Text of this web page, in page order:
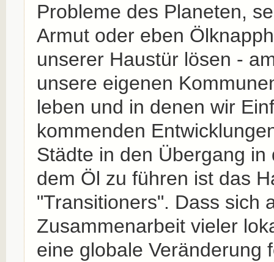
Probleme des Planeten,
Armut oder eben
unserer Haustür lösen -
unsere eigenen
leben und in denen wir
kommenden
Städte in den Übergang
dem Öl zu führen ist das
"Transitioners". Dass sich
Zusammenarbeit vieler
eine globale Veränderung